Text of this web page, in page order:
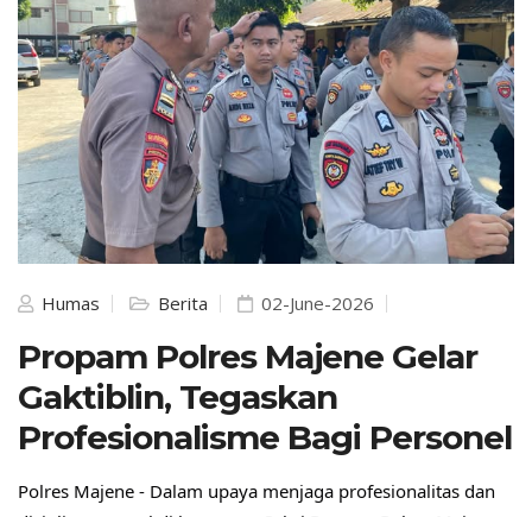
Humas Berita 02-June-2026
Propam Polres Majene Gelar
Gaktiblin, Tegaskan
Profesionalisme Bagi Personel
Polres Majene - Dalam upaya menjaga profesionalitas dan